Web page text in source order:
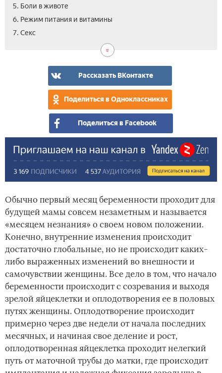
5. Боли в животе
6. Режим питания и витамины
7. Секс
Рассказать ВКонтакте
Поделиться в Одноклассниках
Поделиться в Facebook
Обычно первый месяц беременности проходит для
будущей мамы совсем незаметным и называется
«месяцем незнания» о своем новом положении.
Конечно, внутренние изменения происходит
достаточно глобальные, но не происходит каких-
либо выраженных изменений во внешности и
самочувствии женщины. Все дело в том, что начало
беременности происходит с созревания и выходя
зрелой яйцеклетки и оплодотворения ее в половых
путях женщины. Оплодотворение происходит
примерно через две недели от начала последних
месячных, и начиная свое деление и рост,
оплодотворенная яйцеклетка проходит нелегкий
путь от маточной трубы до матки, где происходит